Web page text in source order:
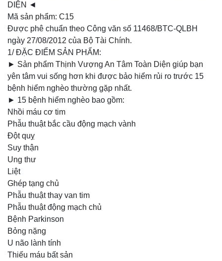
DIỆN ◄
Mã sản phẩm: C15
Được phê chuẩn theo Công văn số 11468/BTC-QLBH
ngày 27/08/2012 của Bộ Tài Chính.
1/ ĐẶC ĐIỂM SẢN PHẨM:
► Sản phẩm Thịnh Vượng An Tâm Toàn Diện giúp bạn
yên tâm vui sống hơn khi được bảo hiểm rủi ro trước 15
bệnh hiểm nghèo thường gặp nhất.
► 15 bệnh hiểm nghèo bao gồm:
Nhồi máu cơ tim
Phẫu thuật bắc cầu động mạch vành
Đột quỵ
Suy thận
Ung thư
Liệt
Ghép tạng chủ
Phẫu thuật thay van tim
Phẫu thuật động mạch chủ
Bệnh Parkinson
Bỏng nặng
U não lành tính
Thiếu máu bất sản